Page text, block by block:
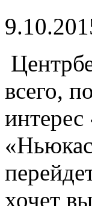
всего,
хочет